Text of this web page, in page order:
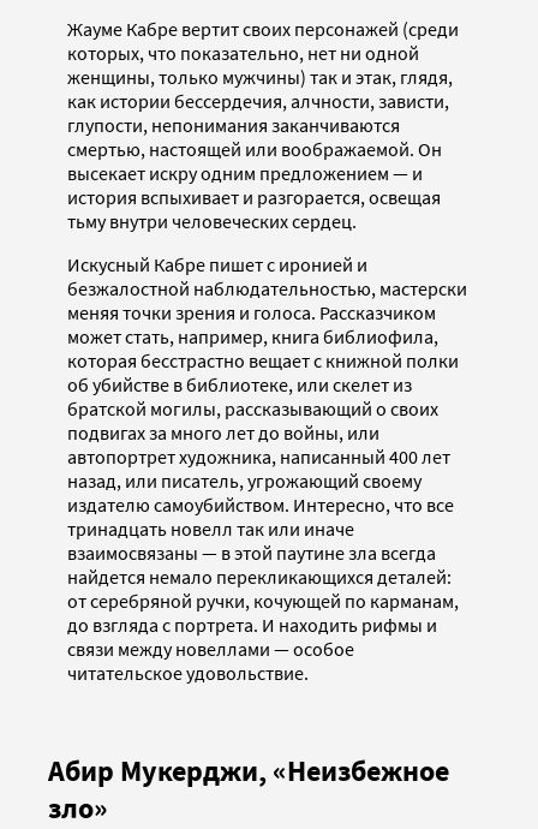
Жауме Кабре вертит своих персонажей (среди
которых, что показательно, нет ни одной
женщины, только мужчины) так и этак, глядя,
как истории бессердечия, алчности, зависти,
глупости, непонимания заканчиваются
смертью, настоящей или воображаемой. Он
высекает искру одним предложением — и
история вспыхивает и разгорается, освещая
тьму внутри человеческих сердец.
Искусный Кабре пишет с иронией и
безжалостной наблюдательностью, мастерски
меняя точки зрения и голоса. Рассказчиком
может стать, например, книга библиофила,
которая бесстрастно вещает с книжной полки
об убийстве в библиотеке, или скелет из
братской могилы, рассказывающий о своих
подвигах за много лет до войны, или
автопортрет художника, написанный 400 лет
назад, или писатель, угрожающий своему
издателю самоубийством. Интересно, что все
тринадцать новелл так или иначе
взаимосвязаны — в этой паутине зла всегда
найдется немало перекликающихся деталей:
от серебряной ручки, кочующей по карманам,
до взгляда с портрета. И находить рифмы и
связи между новеллами — особое
читательское удовольствие.
Абир Мукерджи, «Неизбежное
зло»